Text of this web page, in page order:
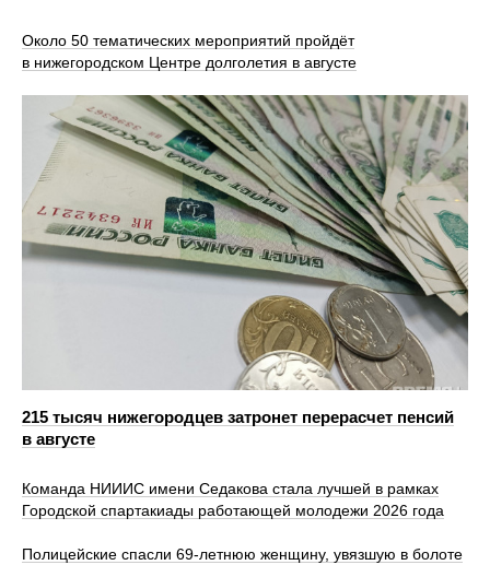
Около 50 тематических мероприятий пройдёт
в нижегородском Центре долголетия в августе
215 тысяч нижегородцев затронет перерасчет пенсий
в августе
Команда НИИИС имени Седакова стала лучшей в рамках
Городской спартакиады работающей молодежи 2026 года
Полицейские спасли 69-летнюю женщину, увязшую в болоте